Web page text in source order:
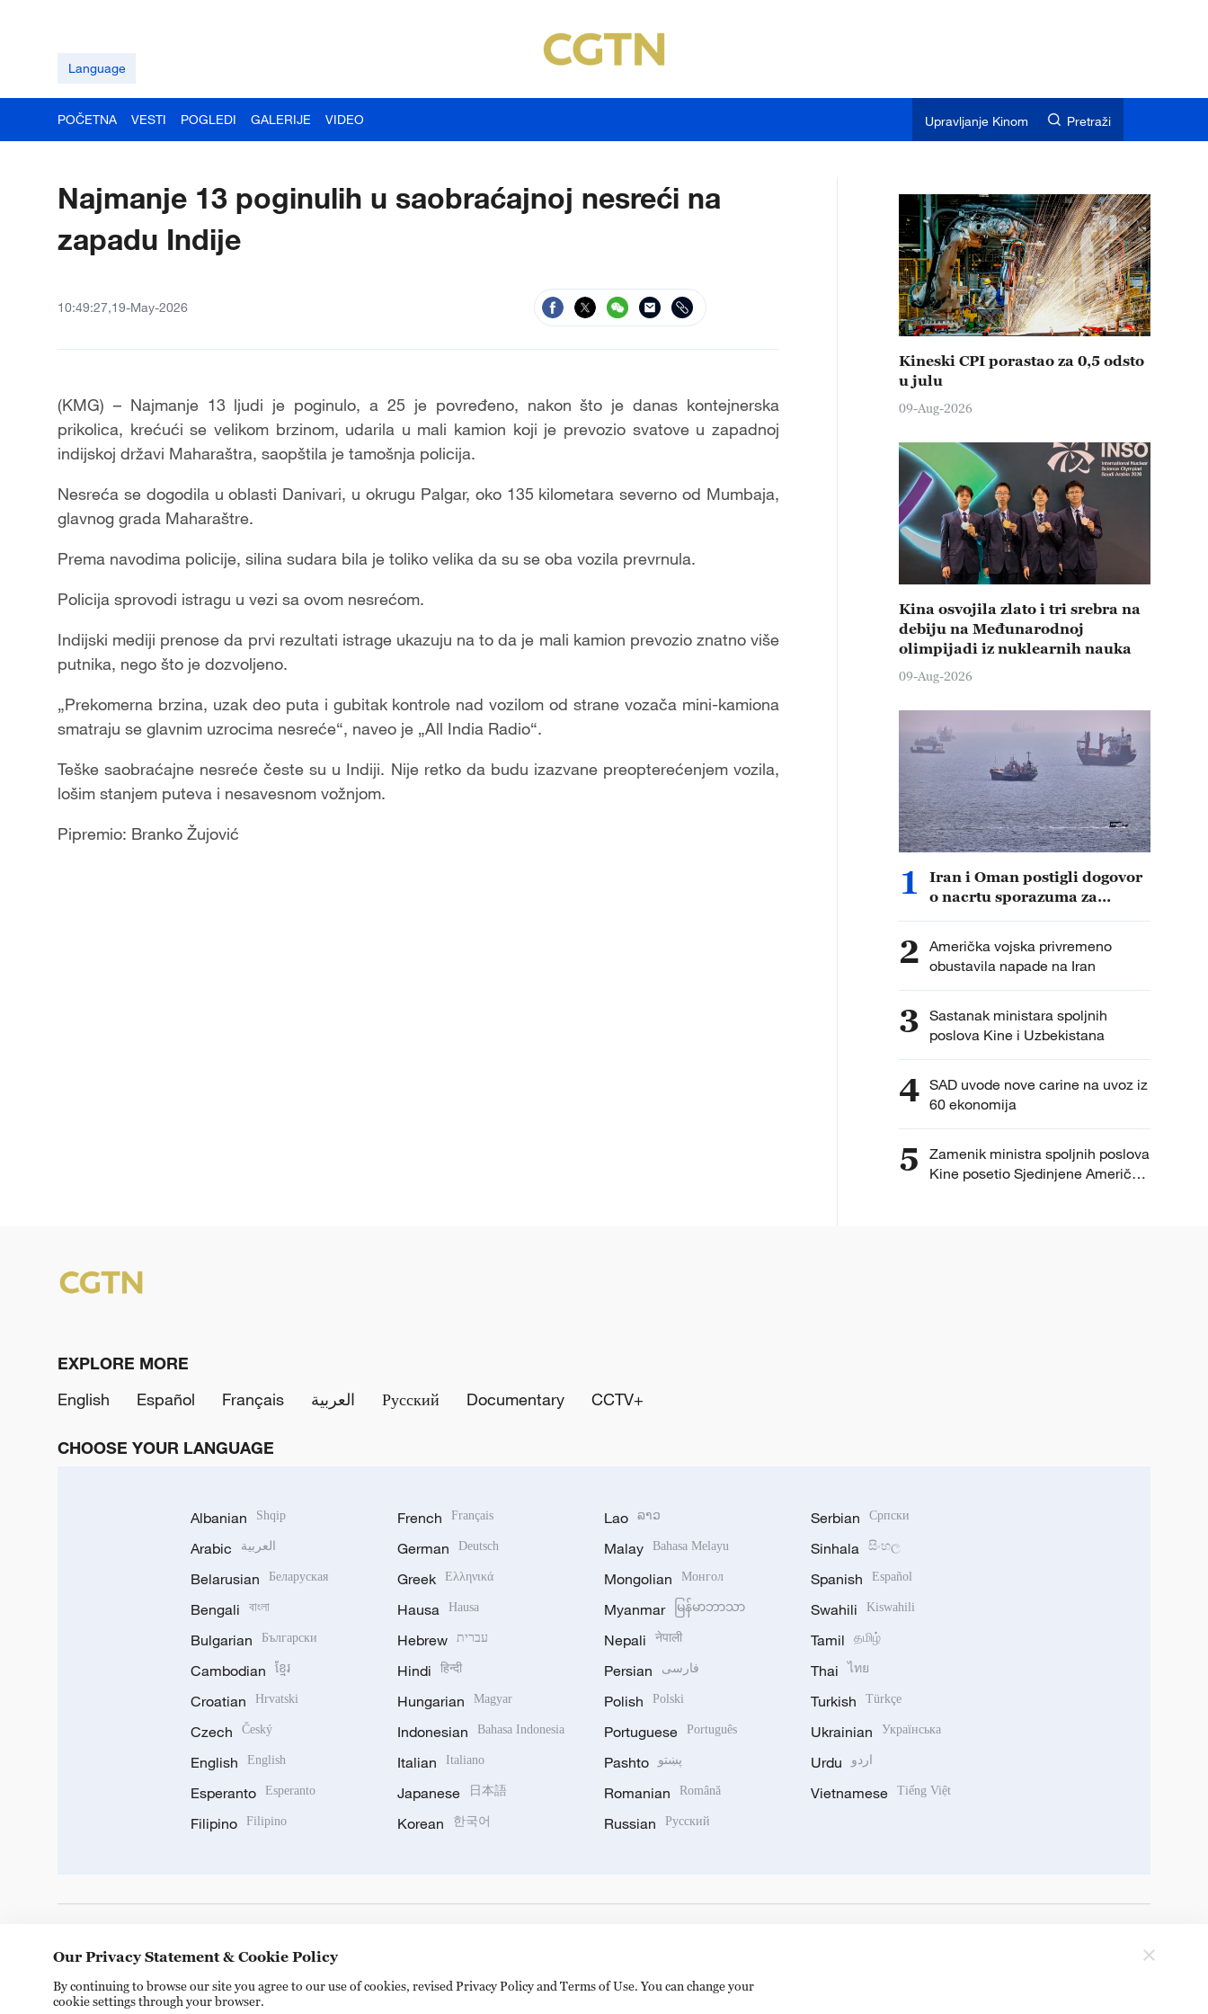
Language
POČETNA VESTI POGLEDI GALERIJE VIDEO Upravljanje Kinom Pretraži
Najmanje 13 poginulih u saobraćajnoj nesreći na
zapadu Indije
10:49:27,19-May-2026
(KMG) – Najmanje 13 ljudi je poginulo, a 25 je povređeno, nakon što je danas kontejnerska
prikolica, krećući se velikom brzinom, udarila u mali kamion koji je prevozio svatove u zapadnoj
indijskoj državi Maharaštra, saopštila je tamošnja policija.
Nesreća se dogodila u oblasti Danivari, u okrugu Palgar, oko 135 kilometara severno od Mumbaja,
glavnog grada Maharaštre.
Prema navodima policije, silina sudara bila je toliko velika da su se oba vozila prevrnula.
Policija sprovodi istragu u vezi sa ovom nesrećom.
Indijski mediji prenose da prvi rezultati istrage ukazuju na to da je mali kamion prevozio znatno više
putnika, nego što je dozvoljeno.
„Prekomerna brzina, uzak deo puta i gubitak kontrole nad vozilom od strane vozača mini-kamiona
smatraju se glavnim uzrocima nesreće“, naveo je „All India Radio“.
Teške saobraćajne nesreće česte su u Indiji. Nije retko da budu izazvane preopterećenjem vozila,
lošim stanjem puteva i nesavesnom vožnjom.
Pipremio: Branko Žujović
Kineski CPI porastao za 0,5 odsto
u julu
09-Aug-2026
Kina osvojila zlato i tri srebra na
debiju na Međunarodnoj
olimpijadi iz nuklearnih nauka
09-Aug-2026
1
Iran i Oman postigli dogovor
o nacrtu sporazuma za
2 Američka vojska privremeno
obustavila napade na Iran
3 Sastanak ministara spoljnih
poslova Kine i Uzbekistana
4 SAD uvode nove carine na uvoz iz
60 ekonomija
5
Zamenik ministra spoljnih poslova
Kine posetio Sjedinjene Američke
EXPLORE MORE
English
Español Français العربية Русский Documentary CCTV+
CHOOSE YOUR LANGUAGE
Albanian Shqip
Arabic العربية
Belarusian Беларуская
Bengali বাংলা
Bulgarian Български
Cambodian ខ្មែរ
Croatian Hrvatski
Czech Český
English English
Esperanto Esperanto
Filipino Filipino
French Français
German Deutsch
Greek Ελληνικά
Hausa Hausa
Hebrew עברית
Hindi हिन्दी
Hungarian Magyar
Indonesian Bahasa Indonesia
Italian Italiano
Japanese 日本語
Korean 한국어
Lao ລາວ
Malay Bahasa Melayu
Mongolian Монгол
Myanmar မြန်မာဘာသာ
Nepali नेपाली
Persian فارسی
Polish Polski
Portuguese Português
Pashto پښتو
Romanian Română
Russian Русский
Serbian Српски
Sinhala සිංහල
Spanish Español
Swahili Kiswahili
Tamil தமிழ்
Thai ไทย
Turkish Türkçe
Ukrainian Українська
Urdu اردو
Vietnamese Tiếng Việt
Our Privacy Statement & Cookie Policy
By continuing to browse our site you agree to our use of cookies, revised Privacy Policy and Terms of Use. You can change your
cookie settings through your browser.